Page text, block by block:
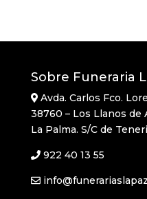
Sobre Funeraria
Avda. Carlos Fco.
38760 – Los Llanos de
La Palma. S/C de
922 40 13 55